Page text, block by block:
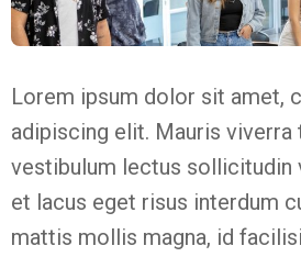
Lorem ipsum dolor sit amet,
adipiscing elit. Mauris viverra
vestibulum lectus sollicitudin
et lacus eget risus interdum
mattis mollis magna, id